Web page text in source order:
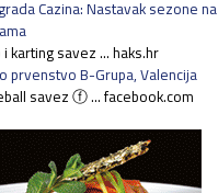
Cazina: Nastavak sezone na
karting savez ... haks.hr
prvenstvo B-Grupa, Valencija
savez ⓕ ... facebook.com